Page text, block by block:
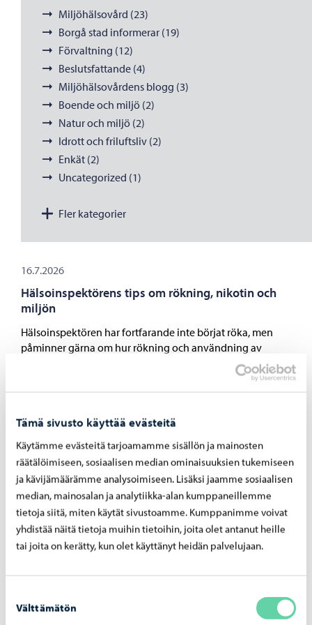
Tämä sivusto käyttää evästeitä
Käytämme evästeitä tarjoamamme sisällön ja mainosten
räätälöimiseen, sosiaalisen median ominaisuuksien tukemiseen
ja kävijämäärämme analysoimiseen. Lisäksi jaamme sosiaalisen
median, mainosalan ja analytiikka-alan kumppaneillemme
tietoja siitä, miten käytät sivustoamme. Kumppanimme voivat
yhdistää näitä tietoja muihin tietoihin, joita olet antanut heille
tai joita on kerätty, kun olet käyttänyt heidän palvelujaan.
valinta
Välttämätön
Miljöhälsovård (23)
Borgå stad informerar (19)
Förvaltning (12)
Beslutsfattande (4)
Miljöhälsovårdens blogg (3)
Boende och miljö (2)
Natur och miljö (2)
Idrott och friluftsliv (2)
Enkät (2)
Uncategorized (1)
Fler kategorier
16.7.2026
Hälsoinspektörens tips om rökning, nikotin och
miljön
Hälsoinspektören har fortfarande inte börjat röka, men
påminner gärna om hur rökning och användning av
nikotinprodukter påverkar både miljön och människorna
omkring oss. Samtidigt är det bra att bekanta sig med de
ändringar i tobakslagen som träder i kraft i augusti 2026.
din vardag, tänk på din […]
9.6.2026
Hälsoinspektörens sommartips
Sommaren fortskrider och värmen är på väg – härligt!
otrevliga överraskningar som kan förknippas med varmt